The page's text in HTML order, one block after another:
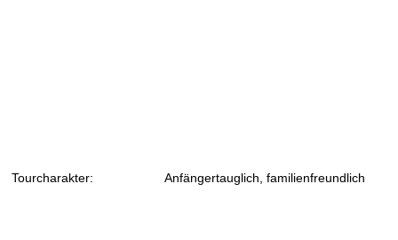
Tourcharakter: Anfängertauglich, familienfreundlich